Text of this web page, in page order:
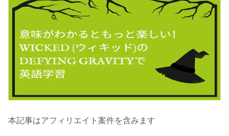
本記事はアフィリエイト案件を含みます